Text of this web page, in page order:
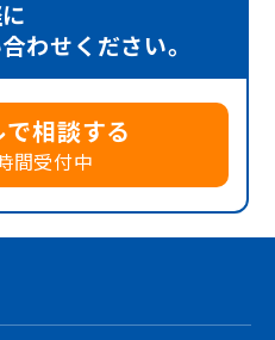
わせください。
で相談する
間受付中